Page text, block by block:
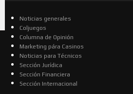
Noticias generales
Coljuegos
Columna de Opinión
Marketing pára Casinos
Noticias para Técnicos
Sección Jurídica
Sección Financiera
Sección Internacional